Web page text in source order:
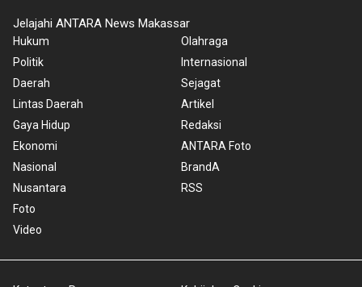
Jelajahi ANTARA News Makassar
Hukum
Politik
Daerah
Lintas Daerah
Gaya Hidup
Ekonomi
Nasional
Nusantara
Foto
Video
Olahraga
Internasional
Sejagat
Artikel
Redaksi
ANTARA Foto
BrandA
RSS